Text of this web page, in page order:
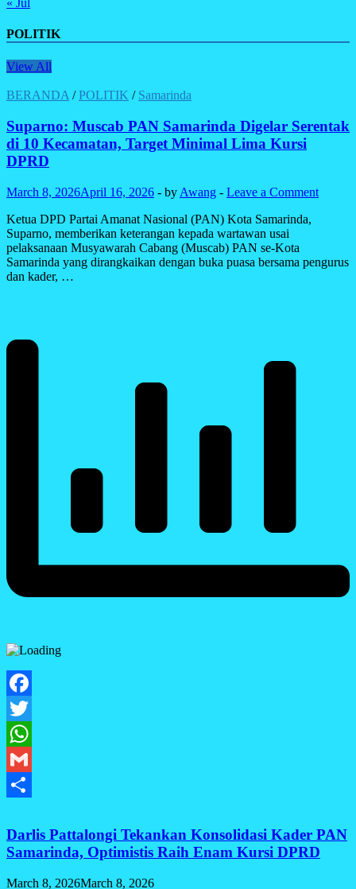
POLITIK
View All
BERANDA /POLITIK / Samarinda
Suparno: Muscab PAN Samarinda Digelar Serentak
di 10 Kecamatan, Target Minimal Lima Kursi
DPRD
March 8, 2026April 16, 2026 - by Awang - Leave a Comment
Ketua DPD Partai Amanat Nasional (PAN) Kota Samarinda,
Suparno, memberikan keterangan kepada wartawan usai
pelaksanaan Musyawarah Cabang (Muscab) PAN se-Kota
Samarinda yang dirangkaikan dengan buka puasa bersama pengurus
dan kader, …
Facebook
Twitter
WhatsApp
Gmail
Darlis Pattalongi Tekankan Konsolidasi Kader PAN
Samarinda, Optimistis Raih Enam Kursi DPRD
March 8, 2026March 8, 2026